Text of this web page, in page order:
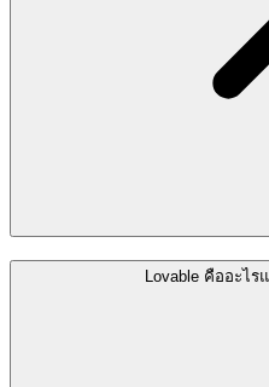
Lovable คืออะไ